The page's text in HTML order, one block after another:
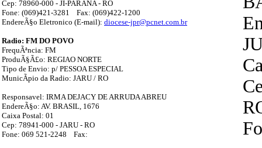
Cep: 78960-000 - JI-PARANA - RO
Fone: (069)421-3281 Fax: (069)422-1200
EndereÃ§o Eletronico (E-mail): diocese-jpr@pcnet.com.br
Radio: FM DO POVO
FrequÃªncia: FM
ProduÃ§Ã£o: REGIAO NORTE
Tipo de Envio: p/ PESSOA ESPECIAL
MunicÃ­pio da Radio: JARU / RO
Responsavel: IRMA DEJACY DE ARRUDA ABREU
EndereÃ§o: AV. BRASIL, 1676
Caixa Postal: 01
Cep: 78941-000 - JARU - RO
Fone: 069 521-2248 Fax: